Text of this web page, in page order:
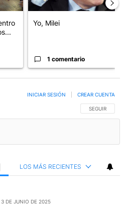
Yo, Milei
1 comentario
SIGA ESTA
SEGUIR
INICIAR SESIÓN CREAR CUENTA
LOS MÁS RECIENTES
3 DE JUNIO DE 2025